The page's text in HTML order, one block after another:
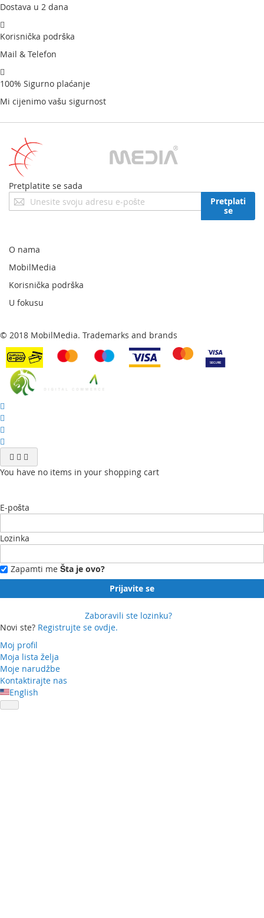
Dostava u 2 dana
Korisnička podrška
Mail & Telefon
100% Sigurno plaćanje
Mi cijenimo vašu sigurnost
Pretplatite se sada
Prijavite
se
newsletter:
Pretplati
se
O nama
MobilMedia
Korisnička podrška
U fokusu
© 2018 MobilMedia. Trademarks and brands
You have no items in your shopping cart
E-pošta
Lozinka
Zapamti me Šta je ovo?
Prijavite se
Zaboravili ste lozinku?
Novi ste? Registrujte se ovdje.
Moj profil
Moja lista želja
Moje narudžbe
Kontaktirajte nas
English